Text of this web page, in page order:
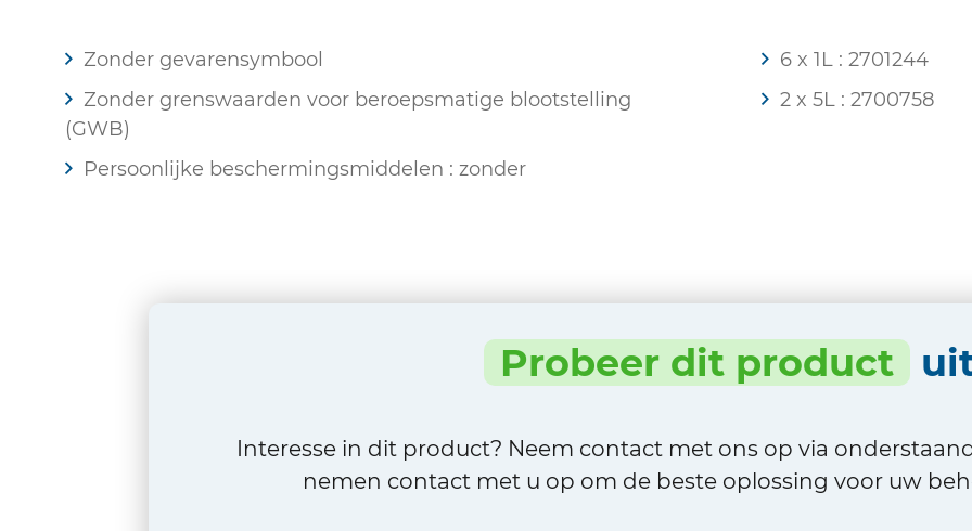
Zonder gevarensymbool
Zonder grenswaarden voor beroepsmatige blootstelling
(GWB)
Persoonlijke beschermingsmiddelen : zonder
6 x 1L : 2701244
2 x 5L : 2700758
Probeer dit product
Interesse in dit product? Neem contact met ons op via
nemen contact met u op om de beste oplossing voor uw